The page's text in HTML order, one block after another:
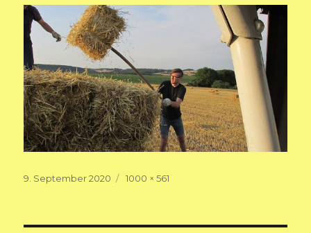
Veröffentlicht
9. September 2020
Volle
1000 × 561